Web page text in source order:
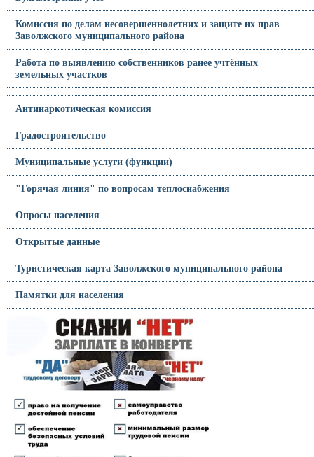
Комиссия по делам несовершеннолетних и защите их прав
Заволжского муниципального района
Работа по выявлению собственников ранее учтённых
земельных участков
Антинаркотическая комиссия
Градостроительство
Муниципальные услуги (функции)
"Горячая линия" по вопросам теплоснабжения
Опросы населения
Открытые данные
Туристическая карта Заволжского муниципального района
Памятки для населения